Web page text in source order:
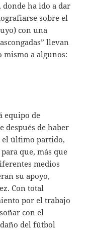
donde ha ido a dar
sobre el
con una
llevan
mismo a algunos:
equipo de
después de haber
el último partido,
que, más que
medios
su apoyo,
Con total
por el trabajo
con el
del fútbol